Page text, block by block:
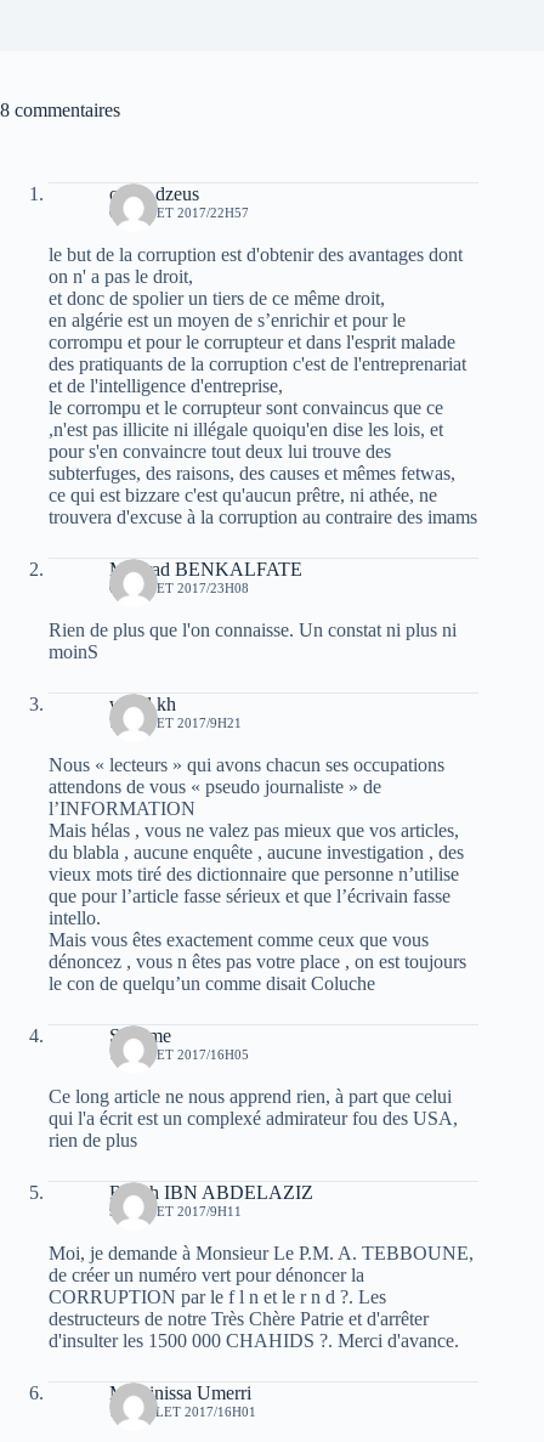
8 commentaires
oziris dzeus
6 JUILLET 2017/22H57
le but de la corruption est d'obtenir des avantages dont
on n' a pas le droit,
et donc de spolier un tiers de ce même droit,
en algérie est un moyen de s’enrichir et pour le
corrompu et pour le corrupteur et dans l'esprit malade
des pratiquants de la corruption c'est de l'entreprenariat
et de l'intelligence d'entreprise,
le corrompu et le corrupteur sont convaincus que ce
,n'est pas illicite ni illégale quoiqu'en dise les lois, et
pour s'en convaincre tout deux lui trouve des
subterfuges, des raisons, des causes et mêmes fetwas,
ce qui est bizzare c'est qu'aucun prêtre, ni athée, ne
trouvera d'excuse à la corruption au contraire des imams
Mourad BENKALFATE
6 JUILLET 2017/23H08
Rien de plus que l'on connaisse. Un constat ni plus ni
moinS
walid kh
7 JUILLET 2017/9H21
Nous « lecteurs » qui avons chacun ses occupations
attendons de vous « pseudo journaliste » de
l’INFORMATION
Mais hélas , vous ne valez pas mieux que vos articles,
du blabla , aucune enquête , aucune investigation , des
vieux mots tiré des dictionnaire que personne n’utilise
que pour l’article fasse sérieux et que l’écrivain fasse
intello.
Mais vous êtes exactement comme ceux que vous
dénoncez , vous n êtes pas votre place , on est toujours
le con de quelqu’un comme disait Coluche
Sam me
7 JUILLET 2017/16H05
Ce long article ne nous apprend rien, à part que celui
qui l'a écrit est un complexé admirateur fou des USA,
rien de plus
Rabah IBN ABDELAZIZ
9 JUILLET 2017/9H11
Moi, je demande à Monsieur Le P.M. A. TEBBOUNE,
de créer un numéro vert pour dénoncer la
CORRUPTION par le f l n et le r n d ?. Les
destructeurs de notre Très Chère Patrie et d'arrêter
d'insulter les 1500 000 CHAHIDS ?. Merci d'avance.
Massinissa Umerri
15 JUILLET 2017/16H01